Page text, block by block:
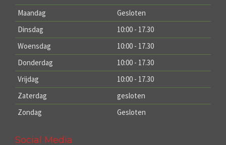
Maandag
Gesloten
Dinsdag
10:00 - 17.30
Woensdag
10:00 - 17.30
Donderdag
10:00 - 17.30
Vrijdag
10:00 - 17.30
Zaterdag
gesloten
Zondag
Gesloten
Social Media